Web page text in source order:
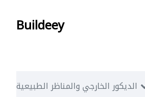
Buildeey
الديكور الخارجي والمناظر الطبيعية